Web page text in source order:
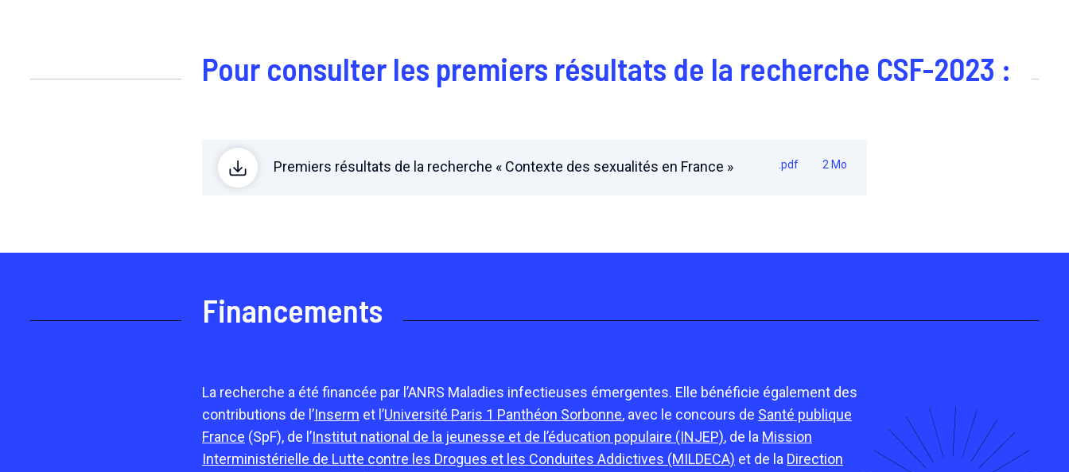
Pour consulter les premiers résultats de la recherche CSF-2023 :
Premiers résultats de la recherche « Contexte des sexualités en France » .pdf 2 Mo
Financements
La recherche a été financée par l’ANRS Maladies infectieuses émergentes. Elle bénéficie également des
contributions de l’Inserm et l’Université Paris 1 Panthéon Sorbonne, avec le concours de Santé publique
France (SpF), de l’Institut national de la jeunesse et de l’éducation populaire (INJEP), de la Mission
Interministérielle de Lutte contre les Drogues et les Conduites Addictives (MILDECA) et de la Direction